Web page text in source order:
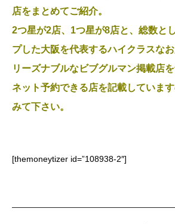
店をまとめてご紹介。
2つ星が2店、 1つ星が8店と、総数と
プした大阪を代表するハイクラスなお
リーズナブルなビブグルマン掲載店
ネット予約できる店を記載していま
みて下さい。
[themoneytizer id=”108938-2″]